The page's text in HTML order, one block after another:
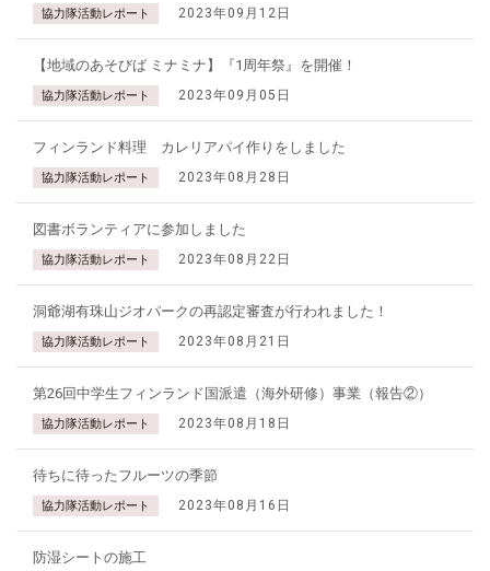
協力隊活動レポート 2023年09月12日
【地域のあそびば ミナミナ】『1周年祭』を開催！
協力隊活動レポート 2023年09月05日
フィンランド料理 カレリアパイ作りをしました
協力隊活動レポート 2023年08月28日
図書ボランティアに参加しました
協力隊活動レポート 2023年08月22日
洞爺湖有珠山ジオパークの再認定審査が行われました！
協力隊活動レポート 2023年08月21日
第26回中学生フィンランド国派遣（海外研修）事業（報告②）
協力隊活動レポート 2023年08月18日
待ちに待ったフルーツの季節
協力隊活動レポート 2023年08月16日
防湿シートの施工